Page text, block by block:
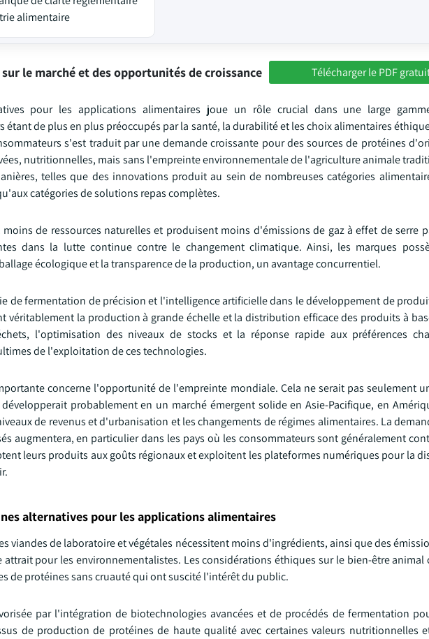
alimentaire
le marché et des opportunités de croissance Télécharger le PDF
pour les applications alimentaires joue un rôle crucial dans une large
étant de plus en plus préoccupés par la santé, la durabilité et les choix alimentaires
s'est traduit par une demande croissante pour des sources de protéines
nutritionnelles, mais sans l'empreinte environnementale de l'agriculture animale
telles que des innovations produit au sein de nombreuses catégories
catégories de solutions repas complètes.
de ressources naturelles et produisent moins d'émissions de gaz à effet de serre
dans la lutte continue contre le changement climatique. Ainsi, les marques
écologique et la transparence de la production, un avantage concurrentiel.
de fermentation de précision et l'intelligence artificielle dans le développement de
véritablement la production à grande échelle et la distribution efficace des produits à
l'optimisation des niveaux de stocks et la réponse rapide aux préférences
de l'exploitation de ces technologies.
concerne l'opportunité de l'empreinte mondiale. Cela ne serait pas seulement
probablement en un marché émergent solide en Asie-Pacifique, en
de revenus et d'urbanisation et les changements de régimes alimentaires. La
augmentera, en particulier dans les pays où les consommateurs sont généralement
leurs produits aux goûts régionaux et exploitent les plateformes numériques pour la
alternatives pour les applications alimentaires
viandes de laboratoire et végétales nécessitent moins d'ingrédients, ainsi que des
pour les environnementalistes. Les considérations éthiques sur le bien-être animal
de protéines sans cruauté qui ont suscité l'intérêt du public.
par l'intégration de biotechnologies avancées et de procédés de fermentation
de production de protéines de haute qualité avec certaines valeurs nutritionnelles